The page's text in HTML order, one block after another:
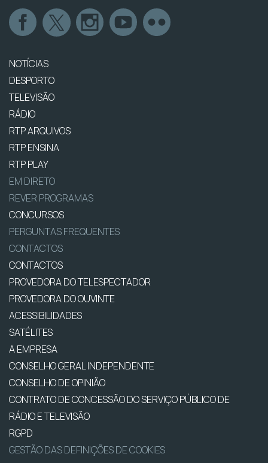
NOTÍCIAS
DESPORTO
TELEVISÃO
RÁDIO
RTP ARQUIVOS
RTP ENSINA
RTP PLAY
EM DIRETO
REVER PROGRAMAS
CONCURSOS
PERGUNTAS FREQUENTES
CONTACTOS
CONTACTOS
PROVEDORA DO TELESPECTADOR
PROVEDORA DO OUVINTE
ACESSIBILIDADES
SATÉLITES
A EMPRESA
CONSELHO GERAL INDEPENDENTE
CONSELHO DE OPINIÃO
CONTRATO DE CONCESSÃO DO SERVIÇO PÚBLICO DE
RÁDIO E TELEVISÃO
RGPD
GESTÃO DAS DEFINIÇÕES DE COOKIES